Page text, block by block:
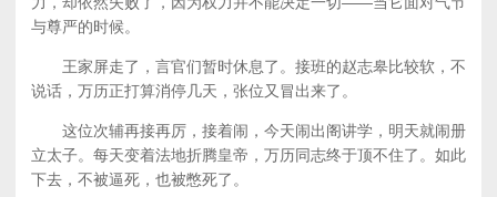
与尊严的时候。
王家屏走了，言官们暂时休息了。接班的赵志皋比较软，不
说话，万历正打算消停几天，张位又冒出来了。
这位次辅再接再厉，接着闹，今天闹出阁讲学，明天就闹册
立太子。每天变着法地折腾皇帝，万历同志终于顶不住了。如此
下去，不被逼死，也被憋死了。